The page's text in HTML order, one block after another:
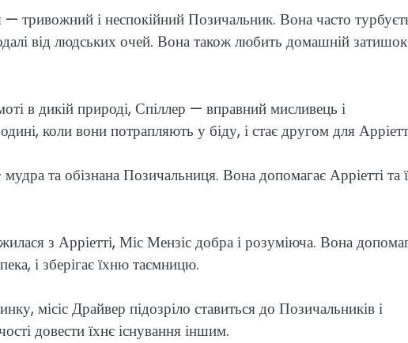
— тривожний і неспокійний Позичальник. Вона часто
від людських очей. Вона також любить домашній
в дикій природі, Спіллер — вправний мисливець і
коли вони потрапляють у біду, і стає другом для
та обізнана Позичальниця. Вона допомагає Арріетті та
з Арріетті, Міс Мензіс добра і розуміюча. Вона
і зберігає їхню таємницю.
місіс Драйвер підозріло ставиться до Позичальників і
довести їхнє існування іншим.